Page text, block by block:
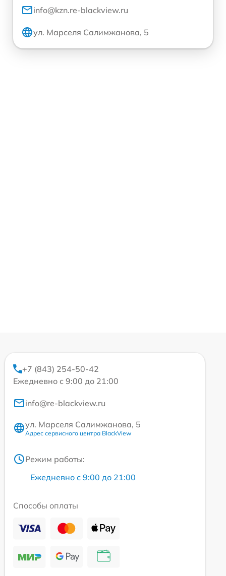
info@kzn.re-blackview.ru
ул. Марселя Салимжанова, 5
+7 (843) 254-50-42
Ежедневно с 9:00 до 21:00
info@re-blackview.ru
ул. Марселя Салимжанова, 5
Адрес сервисного центра BlackView
Режим работы:
Ежедневно с 9:00 до 21:00
Способы оплаты